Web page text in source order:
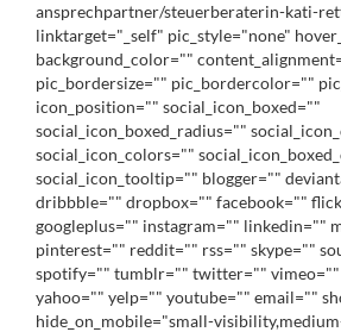
ansprechpartner/steuerberaterin-kati-
linktarget="_self" pic_style="none"
background_color=""
pic_bordersize="" pic_bordercolor=""
icon_position="" social_icon_boxed=""
social_icon_boxed_radius=""
social_icon_colors=""
social_icon_tooltip="" blogger=""
dribbble="" dropbox="" facebook=""
googleplus="" instagram="" linkedin=""
pinterest="" reddit="" rss="" skype=""
spotify="" tumblr="" twitter="" vimeo=""
yahoo="" yelp="" youtube="" email=""
hide_on_mobile="small-